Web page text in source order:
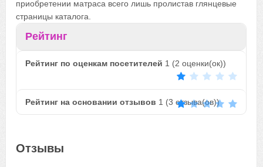
приобретении матраса всего лишь пролистав глянцевые
страницы каталога.
Рейтинг
Рейтинг по оценкам посетителей 1 (2 оценки(ок))
Рейтинг на основании отзывов 1 (3 отзыва(ов))
Отзывы